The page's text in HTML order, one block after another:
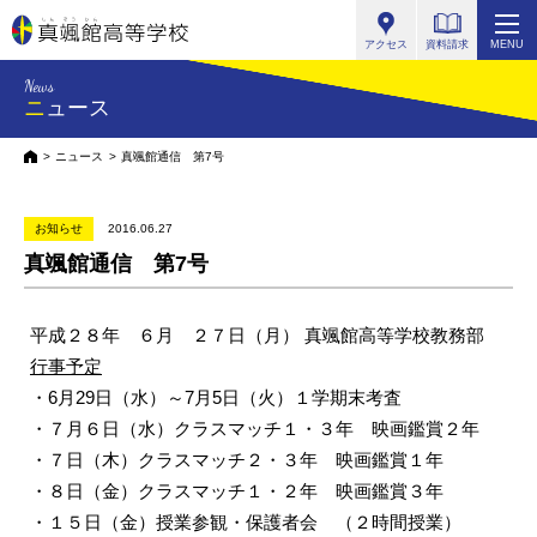
アクセス 資料請求 MENU
News
ニュース
HOMEニュース 真颯館通信 第7号
お知らせ 2016.06.27
真颯館通信 第7号
平成２８年 ６月 ２７日（月） 真颯館高等学校教務部
行事予定
・6月29日（水）～7月5日（火）１学期末考査
・７月６日（水）クラスマッチ１・３年 映画鑑賞２年
・７日（木）クラスマッチ２・３年 映画鑑賞１年
・８日（金）クラスマッチ１・２年 映画鑑賞３年
・１５日（金）授業参観・保護者会 （２時間授業）